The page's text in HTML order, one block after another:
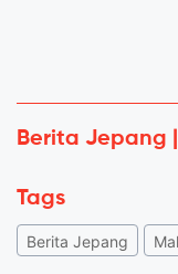
Berita Jepang
Tags
Berita Jepang